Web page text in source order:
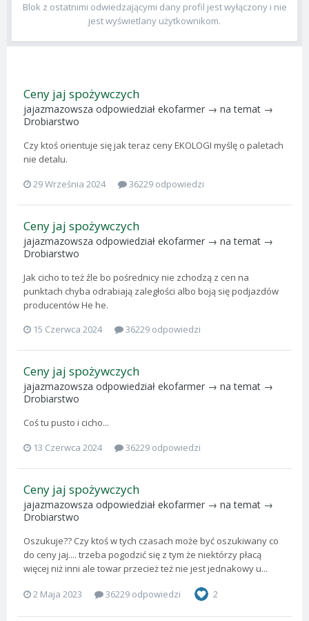
Blok z ostatnimi odwiedzającymi dany profil jest wyłączony i nie
jest wyświetlany użytkownikom.
Ceny jaj spożywczych
jajazmazowsza odpowiedział ekofarmer → na temat →
Drobiarstwo
Czy ktoś orientuje się jak teraz ceny EKOLOGI myślę o paletach
nie detalu.
29 Września 2024
36229 odpowiedzi
Ceny jaj spożywczych
jajazmazowsza odpowiedział ekofarmer → na temat →
Drobiarstwo
Jak cicho to też źle bo pośrednicy nie zchodzą z cen na
punktach chyba odrabiają zaległości albo boją się podjazdów
producentów He he.
15 Czerwca 2024
36229 odpowiedzi
Ceny jaj spożywczych
jajazmazowsza odpowiedział ekofarmer → na temat →
Drobiarstwo
Coś tu pusto i cicho...
13 Czerwca 2024
36229 odpowiedzi
Ceny jaj spożywczych
jajazmazowsza odpowiedział ekofarmer → na temat →
Drobiarstwo
Oszukuje?? Czy ktoś w tych czasach może być oszukiwany co
do ceny jaj.... trzeba pogodzić się z tym że niektórzy płacą
więcej niż inni ale towar przecież też nie jest jednakowy u...
2 Maja 2023 36229 odpowiedzi 2